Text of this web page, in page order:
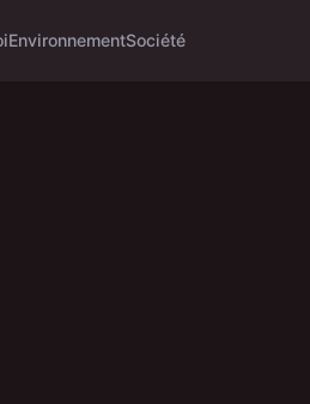
EnvironnementSociété